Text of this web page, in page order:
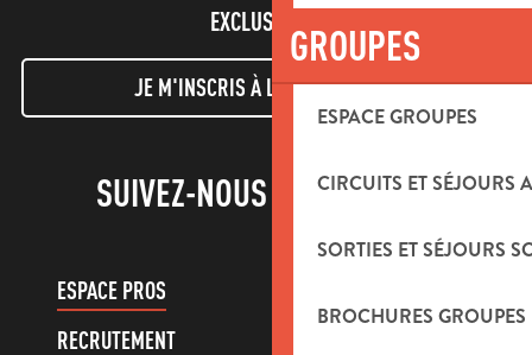
GROUPES
ESPACE GROUPES
CIRCUITS ET SÉJOURS
SORTIES ET SÉJOURS
BROCHURES GROUPES
EXCLUSIVES !
JE M'INSCRIS À LA NEWSLETTER
SUIVEZ-NOUS !
ESPACE PROS
RECRUTEMENT